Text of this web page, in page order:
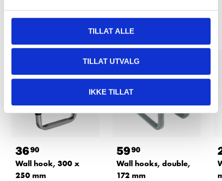
TILLAT ALLE
TILLAT UTVALG
IKKE TILLAT
Other customers also bought
3690
Wall hook, 300 x
250 mm
5990
Wall hooks, double,
172 mm